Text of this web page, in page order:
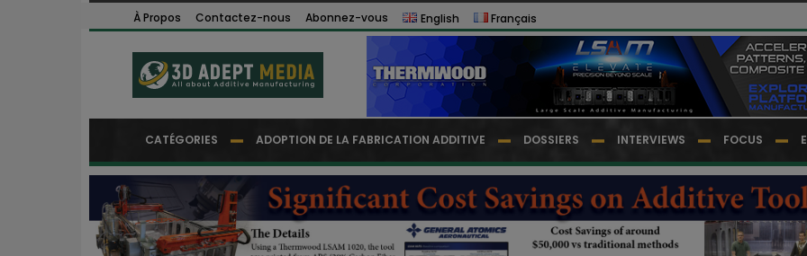
À Propos Contactez-nous Abonnez-vous English Français
CATÉGORIES ADOPTION DE LA FABRICATION ADDITIVE DOSSIERS INTERVIEWS FOCUS